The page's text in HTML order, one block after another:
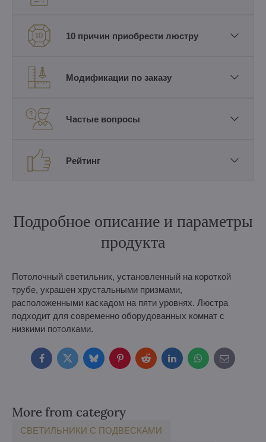
10 причин приобрести люстру
Модификации по заказу
Частые вопросы
Рейтинг
Подробное описание и параметры
продукта
Потолочный светильник, установленный на короткой
трубе, украшен хрустальными призмами,
расположенными каскадом на пяти уровнях. Люстра
подходит для современно оборудованных комнат с
низкими потолками.
FacebookTwitterBlueskyPinterestRedditLinkedInWhatsApp
E-
mail
More from category
СВЕТИЛЬНИКИ С ПОДВЕСКАМИ